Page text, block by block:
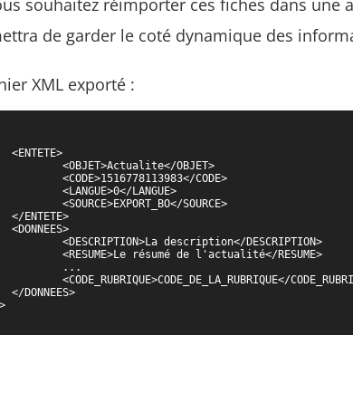
souhaitez réimporter ces fiches dans
de garder le coté dynamique des
XML exporté :
OBJET>
CODE>
LANGUE>
SOURCE>
DESCRIPTION>
RESUME>
CODE_RUBRIQUE>